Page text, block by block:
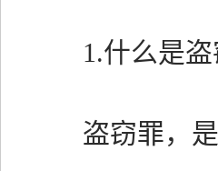
1.什么是盗
盗窃罪，是